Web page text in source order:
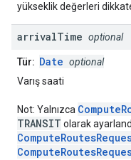
yükseklik değerleri
arrivalTime optional
Tür: Date optional
Varış saati
Not: Yalnızca
TRANSIT olarak